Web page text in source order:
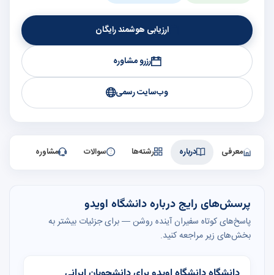
ارزیابی هوشمند رایگان
رزرو مشاوره
وب‌سایت رسمی
معرفی درباره رشته‌ها سوالات مشاوره
پرسش‌های رایج درباره دانشگاه اویدو
پاسخ‌های کوتاه سفیران آینده روشن — برای جزئیات بیشتر به
بخش‌های زیر مراجعه کنید.